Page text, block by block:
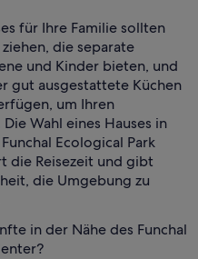
für Ihre Familie sollten
die separate
und Kinder bieten, und
gut ausgestattete Küchen
um Ihren
Wahl eines Hauses in
Ecological Park
die Reisezeit und gibt
die Umgebung zu
in der Nähe des Funchal